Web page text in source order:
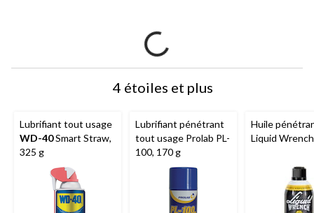
4 étoiles et plus
Lubrifiant tout usage
WD-40Smart Straw,
325 g
Lubrifiant pénétrant
tout usage Prolab PL-
100, 170 g
Huile
Liquid